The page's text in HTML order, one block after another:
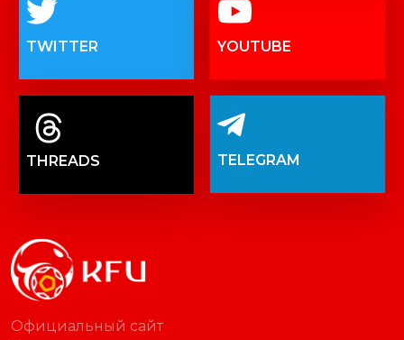
TWITTER YOUTUBE
THREADS TELEGRAM
Официальный сайт